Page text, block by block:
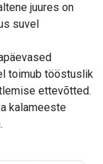
juures on
suvel
toimub tööstuslik
ettevõtted.
kalameeste